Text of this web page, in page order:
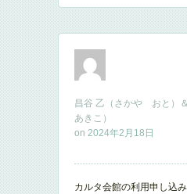
昌谷 乙（さかや おと）
あきこ）
on 2024年2月18日
カルタ会館の利用申し込